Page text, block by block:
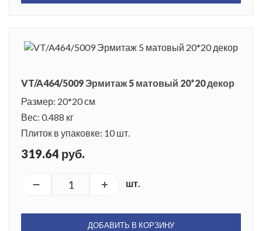
VT/A464/5009 Эрмитаж 5 матовый 20*20 декор
Размер: 20*20 см
Вес: 0.488 кг
Плиток в упаковке: 10 шт.
319.64 руб.
шт.
ДОБАВИТЬ В КОРЗИНУ